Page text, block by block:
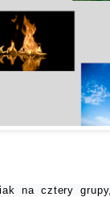
na cztery